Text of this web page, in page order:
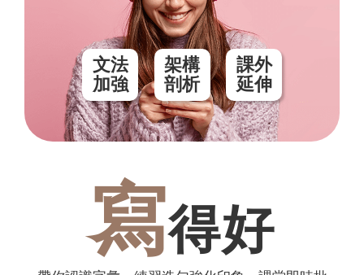
文法
加強
架構
剖析
課外
延伸
寫得好